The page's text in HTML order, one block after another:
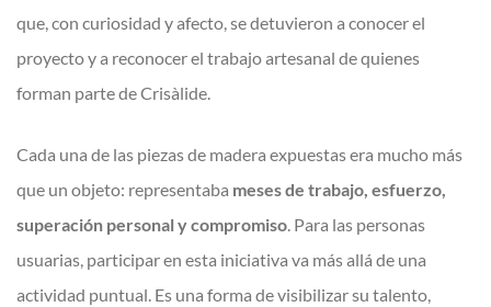
que, con curiosidad y afecto, se detuvieron a conocer el
proyecto y a reconocer el trabajo artesanal de quienes
forman parte de Crisàlide.
Cada una de las piezas de madera expuestas era mucho más
que un objeto: representaba meses de trabajo, esfuerzo,
superación personal y compromiso. Para las personas
usuarias, participar en esta iniciativa va más allá de una
actividad puntual. Es una forma de visibilizar su talento,